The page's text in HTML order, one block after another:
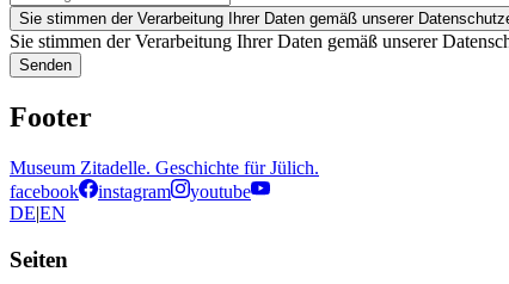
Sie stimmen der Verarbeitung Ihrer Daten gemäß unserer
Sie stimmen der Verarbeitung Ihrer Daten gemäß unserer
Senden
Footer
Museum Zitadelle. Geschichte für Jülich.
facebook
instagram
youtube
DE|EN
Seiten